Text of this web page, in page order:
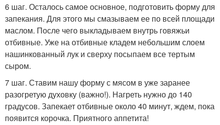
6 шаг. Осталось самое основное, подготовить форму для
запекания. Для этого мы смазываем ее по всей площади
маслом. После чего выкладываем внутрь говяжьи
отбивные. Уже на отбивные кладем небольшим слоем
нашинкованный лук и сверху посыпаем все тертым
сыром.
7 шаг. Ставим нашу форму с мясом в уже заранее
разогретую духовку (важно!). Нагреть нужно до 140
градусов. Запекает отбивные около 40 минут, ждем, пока
появится корочка. Приятного аппетита!